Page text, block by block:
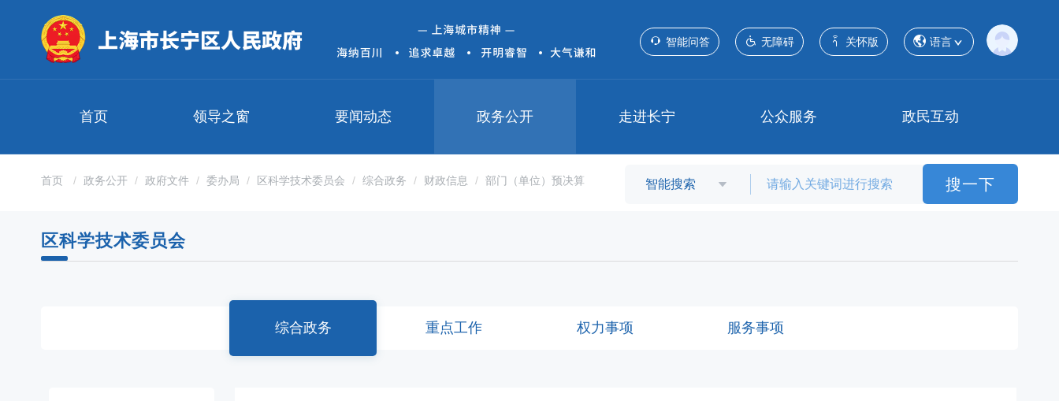
到
智能问答 无障碍 关怀版 语言
首页 领导之窗 要闻动态 政务公开 走进长宁 公众服务 政民互动
首页 政务公开 政府文件 委办局 区科学技术委员会 综合政务 财政信息 部门（单位）预决算 搜一下
区科学技术委员会
综合政务 重点工作 权力事项 服务事项